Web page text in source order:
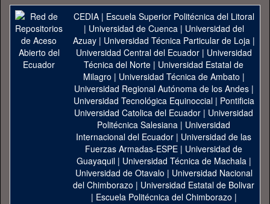
CEDIA| Escuela Superior Politécnica del Litoral
| Universidad de Cuenca| Universidad del
Azuay| Universidad Técnica Particular de Loja|
Universidad Central del Ecuador| Universidad
Técnica del Norte | Universidad Estatal de
Milagro | Universidad Técnica de Ambato |
Universidad Regional Autónoma de los Andes|
Universidad Tecnológica Equinoccial| Pontificia
Universidad Catolica del Ecuador | Universidad
Politécnica Salesiana | Universidad
Internacional del Ecuador | Universidad de las
Fuerzas Armadas-ESPE | Universidad de
Guayaquil| Universidad Técnica de Machala|
Universidad de Otavalo | Universidad Nacional
del Chimborazo | Universidad Estatal de Bolivar
| Escuela Politécnica del Chimborazo |